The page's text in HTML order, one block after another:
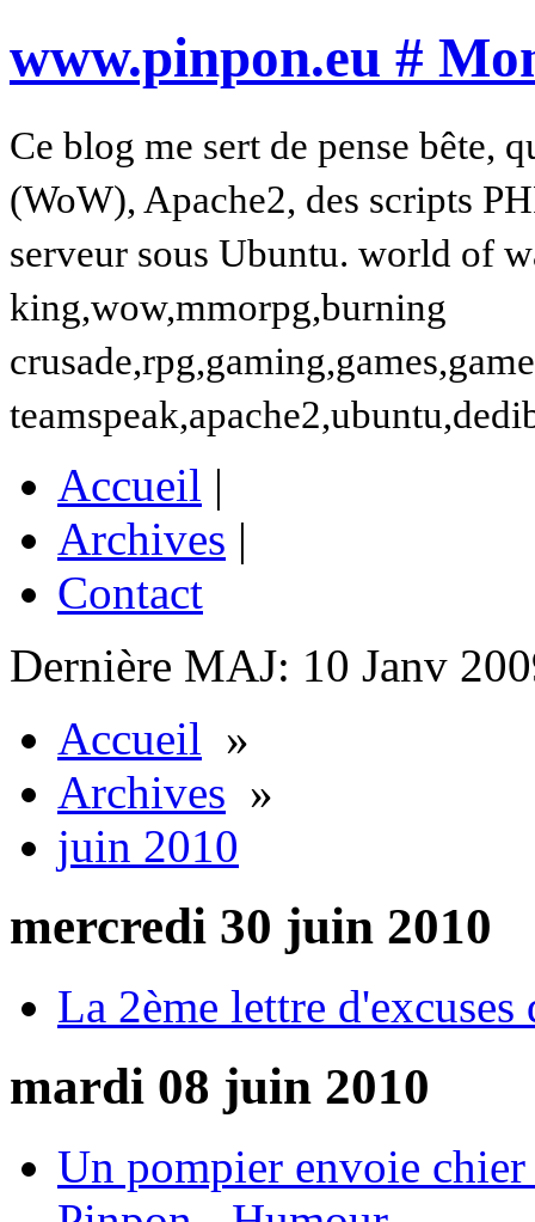
www.pinpon.eu #
Ce blog me sert de pense bête,
(WoW), Apache2, des scripts
serveur sous Ubuntu. world of
king,wow,mmorpg,burning
Accueil |
Archives |
Contact
Dernière MAJ: 10 Janv
Accueil »
Archives »
juin 2010
mercredi 30 juin 2010
La 2ème lettre d'excuses
mardi 08 juin 2010
Un pompier envoie